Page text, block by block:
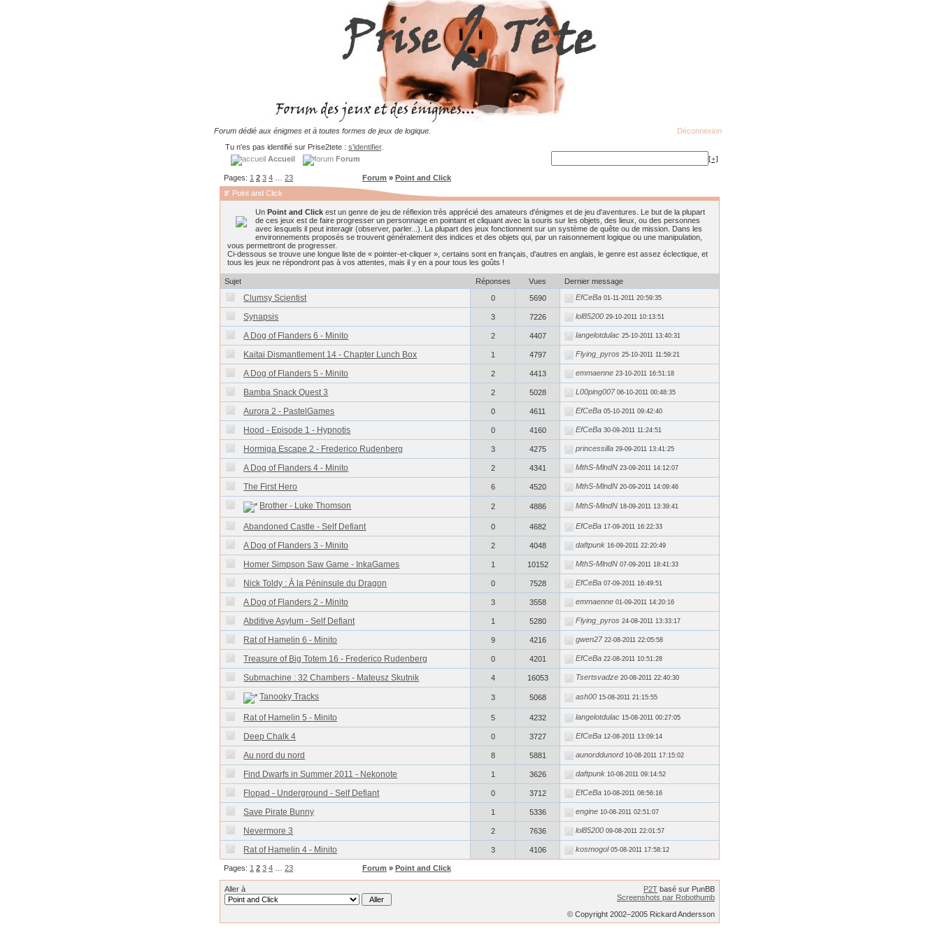
Forum dédié aux énigmes et à toutes formes de jeux de logique.
Déconnexion
Tu n'es pas identifié sur Prise2tete : s'identifier.
Accueil
Forum [+]
Pages: 1 2 3 4 23 Forum » Point and Click
Point and Click
Un Point and Click est un genre de jeu de réflexion très apprécié des amateurs d'énigmes et de jeu d'aventures. Le but de la plupart
de ces jeux est de faire progresser un personnage en pointant et cliquant avec la souris sur les objets, des lieux, ou des personnes
avec lesquels il peut interagir (observer, parler...). La plupart des jeux fonctionnent sur un système de quête ou de mission. Dans les
environnements proposés se trouvent généralement des indices et des objets qui, par un raisonnement logique ou une manipulation,
vous permettront de progresser.
Ci-dessous se trouve une longue liste de « pointer-et-cliquer », certains sont en français, d'autres en anglais, le genre est assez éclectique, et
tous les jeux ne répondront pas à vos attentes, mais il y en a pour tous les goûts !
Sujet Réponses Vues Dernier message
Clumsy Scientist 0 5690 EfCeBa 01-11-2011 20:59:35
Synapsis 3 7226 lol85200 29-10-2011 10:13:51
A Dog of Flanders 6 - Minito 2 4407 langelotdulac 25-10-2011 13:40:31
Kaitai Dismantlement 14 - Chapter Lunch Box 1 4797 Flying_pyros 25-10-2011 11:59:21
A Dog of Flanders 5 - Minito 2 4413 emmaenne 23-10-2011 16:51:18
Bamba Snack Quest 3 2 5028 L00ping007 06-10-2011 00:48:35
Aurora 2 - PastelGames 0 4611 EfCeBa 05-10-2011 09:42:40
Hood - Episode 1 - Hypnotis 0 4160 EfCeBa 30-09-2011 11:24:51
Hormiga Escape 2 - Frederico Rudenberg 3 4275 princessilla 29-09-2011 13:41:25
A Dog of Flanders 4 - Minito 2 4341 MthS-MlndN 23-09-2011 14:12:07
The First Hero 6 4520 MthS-MlndN 20-09-2011 14:09:46
Brother - Luke Thomson 2 4886 MthS-MlndN 18-09-2011 13:39:41
Abandoned Castle - Self Defiant 0 4682 EfCeBa 17-09-2011 16:22:33
A Dog of Flanders 3 - Minito 2 4048 daftpunk 16-09-2011 22:20:49
Homer Simpson Saw Game - InkaGames 1 10152 MthS-MlndN 07-09-2011 18:41:33
Nick Toldy : À la Péninsule du Dragon 0 7528 EfCeBa 07-09-2011 16:49:51
A Dog of Flanders 2 - Minito 3 3558 emmaenne 01-09-2011 14:20:16
Abditive Asylum - Self Defiant 1 5280 Flying_pyros 24-08-2011 13:33:17
Rat of Hamelin 6 - Minito 9 4216 gwen27 22-08-2011 22:05:58
Treasure of Big Totem 16 - Frederico Rudenberg 0 4201 EfCeBa 22-08-2011 10:51:28
Submachine : 32 Chambers - Mateusz Skutnik 4 16053 Tsertsvadze 20-08-2011 22:40:30
Tanooky Tracks 3 5068 ash00 15-08-2011 21:15:55
Rat of Hamelin 5 - Minito 5 4232 langelotdulac 15-08-2011 00:27:05
Deep Chalk 4 0 3727 EfCeBa 12-08-2011 13:09:14
Au nord du nord 8 5881 aunorddunord 10-08-2011 17:15:02
Find Dwarfs in Summer 2011 - Nekonote 1 3626 daftpunk 10-08-2011 09:14:52
Flopad - Underground - Self Defiant 0 3712 EfCeBa 10-08-2011 08:56:16
Save Pirate Bunny 1 5336 engine 10-08-2011 02:51:07
Nevermore 3 2 7636 lol85200 09-08-2011 22:01:57
Rat of Hamelin 4 - Minito 3 4106 kosmogol 05-08-2011 17:58:12
Pages: 1 2 3 4 23 Forum » Point and Click
Aller à P2T basé sur PunBB
Screenshots par Robothumb
© Copyright 2002–2005 Rickard Andersson